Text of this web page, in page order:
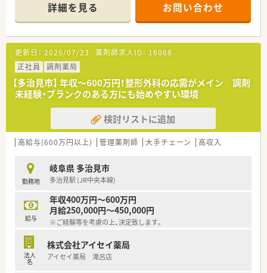
詳細を見る お問い合わせ
更新日： 2026/07/23 薬剤師求人ID： 16068
正社員
調剤薬局
【多治見市】 年収～600万円！整形外科の応需がメイン 調剤
未経験・ブランクのある方にも始めやすい環境
検討リストに追加
高給与(600万円以上) 管理薬剤師 大手チェーン 高収入
勤務地
岐阜県 多治見市
多治見駅 (JR中央本線)
給与
年収400万円～600万円
月給250,000円～450,000円
※ご経験等を考慮の上、決定致します。
法人
名
株式会社アイセイ薬局
アイセイ薬局 滝呂店